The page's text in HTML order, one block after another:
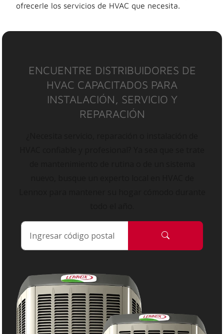
ofrecerle los servicios de HVAC que necesita.
ENCUENTRE DISTRIBUIDORES DE
HVAC CAPACITADOS PARA
INSTALACIÓN, SERVICIO Y
REPARACIÓN